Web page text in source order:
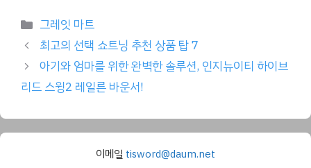
Categories
그레잇 마트
최고의 선택 쇼트닝 추천 상품 탑 7
아기와 엄마를 위한 완벽한 솔루션, 인지뉴이티 하이브
리드 스윙2 레일른 바운서!
이메일 tisword@daum.net